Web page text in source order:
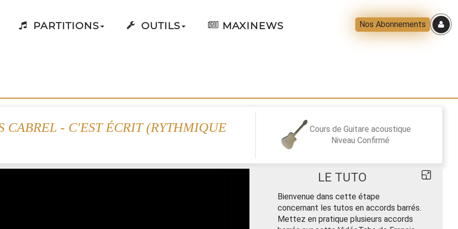
PARTITIONS OUTILS MAXINEWS Nos Abonnements
CABREL - C'EST ÉCRIT (RYTHMIQUE
Cours de Guitare acoustique
NiveauConfirmé
LE TUTO
Bienvenue dans cette étape
concernant les tutos en accords barrés.
Mettez en pratique plusieurs accords